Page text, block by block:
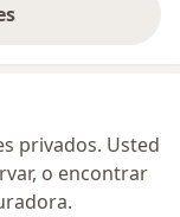
privados. Usted
o encontrar